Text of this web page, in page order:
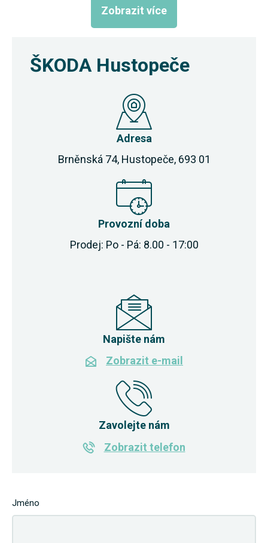
Zobrazit více
ŠKODA Hustopeče
Adresa
Brněnská 74, Hustopeče, 693 01
Provozní doba
Prodej: Po - Pá: 8.00 - 17:00
Napište nám
Zobrazit e-mail
Zavolejte nám
Zobrazit telefon
Jméno